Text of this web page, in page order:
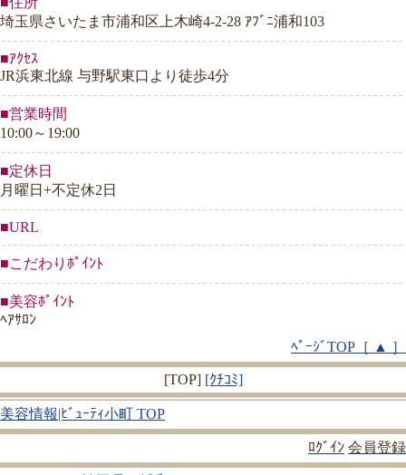
埼玉県さいたま市浦和区上木崎4-2-28 ｱﾌﾞﾆ浦和103
■ｱｸｾｽ
JR浜東北線 与野駅東口より徒歩4分
■営業時間
10:00～19:00
■定休日
月曜日+不定休2日
■URL
■こだわりﾎﾟｲﾝﾄ
■美容ﾎﾟｲﾝﾄ
ﾍｱｻﾛﾝ
ﾍﾟｰｼﾞTOP［ ▲ ］
[TOP] [ｸﾁｺﾐ]
美容情報|ﾋﾞｭｰﾃｨ小町 TOP
ﾛｸﾞｲﾝ 会員登録